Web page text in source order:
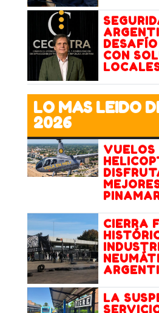
CON
LO MAS LEIDO
2026
VUELOS
CIERRA
LA